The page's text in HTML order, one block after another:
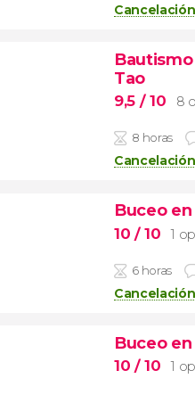
Tao
9,5 / 10 8
8 horas
Buceo
10 / 10 1
6 horas
Buceo
10 / 10 1